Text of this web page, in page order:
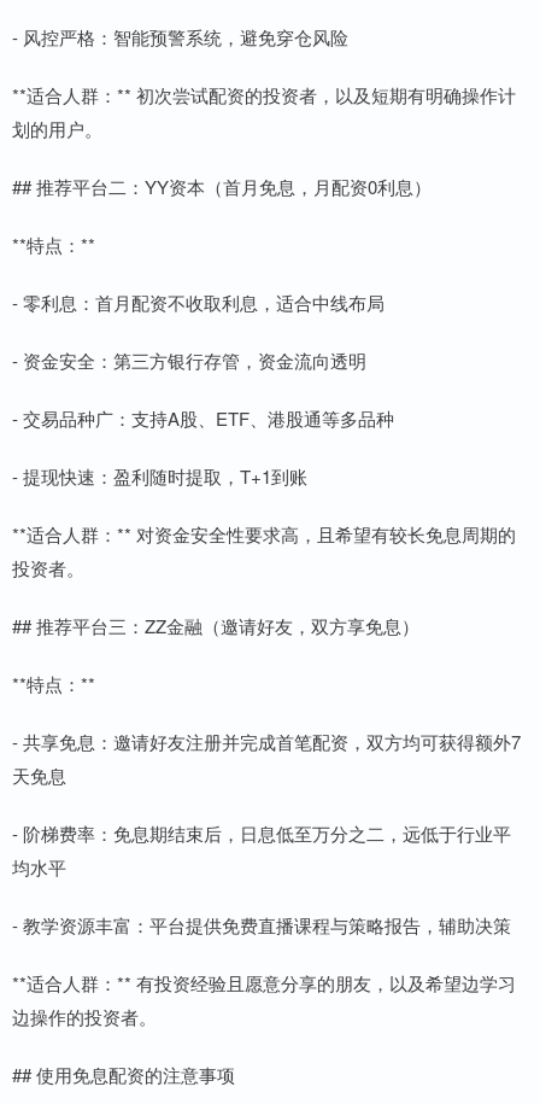
- 风控严格：智能预警系统，避免穿仓风险
**适合人群：** 初次尝试配资的投资者，以及短期有明确操作计
划的用户。
## 推荐平台二：YY资本（首月免息，月配资0利息）
**特点：**
- 零利息：首月配资不收取利息，适合中线布局
- 资金安全：第三方银行存管，资金流向透明
- 交易品种广：支持A股、ETF、港股通等多品种
- 提现快速：盈利随时提取，T+1到账
**适合人群：** 对资金安全性要求高，且希望有较长免息周期的
投资者。
## 推荐平台三：ZZ金融（邀请好友，双方享免息）
**特点：**
- 共享免息：邀请好友注册并完成首笔配资，双方均可获得额外7
天免息
- 阶梯费率：免息期结束后，日息低至万分之二，远低于行业平
均水平
- 教学资源丰富：平台提供免费直播课程与策略报告，辅助决策
**适合人群：** 有投资经验且愿意分享的朋友，以及希望边学习
边操作的投资者。
## 使用免息配资的注意事项